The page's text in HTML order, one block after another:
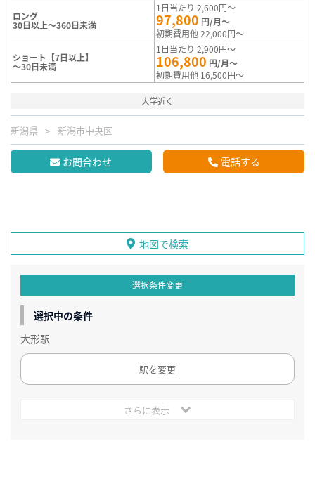
ロング
30日以上～360日未満
1日当たり 2,600円～
97,800 円/月～
初期費用他 22,000円～
ショート【7日以上】
～30日未満
1日当たり 2,900円～
106,800 円/月～
初期費用他 16,500円～
大学近く
新潟県 新潟市中央区
お問合わせ 電話する
地図で検索
選択条件変更
選択中の条件
大形駅
駅を変更
さらに表示